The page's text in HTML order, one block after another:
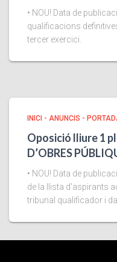
• NOU! Data de
qualificacions
tercer exercici.
INICI - ANUNCIS -
Oposició lliure 1
D’OBRES
• NOU! Data de
de la llista d'aspirants
tribunal qualificador i